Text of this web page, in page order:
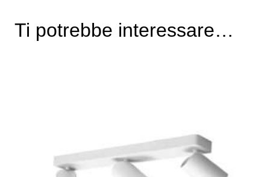
Ti potrebbe interessare…